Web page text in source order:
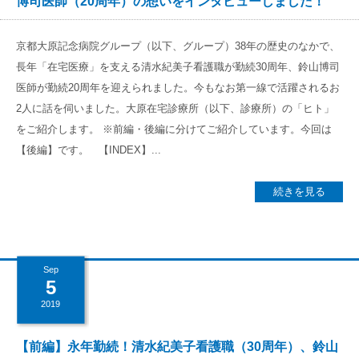
京都大原記念病院グループ（以下、グループ）38年の歴史のなかで、
長年「在宅医療」を支える清水紀美子看護職が勤続30周年、鈴山博司
医師が勤続20周年を迎えられました。今もなお第一線で活躍されるお
2人に話を伺いました。大原在宅診療所（以下、診療所）の「ヒト」
をご紹介します。 ※前編・後編に分けてご紹介しています。今回は
【後編】です。 【INDEX】...
続きを見る
Sep
5
2019
【前編】永年勤続！清水紀美子看護職（30周年）、鈴山